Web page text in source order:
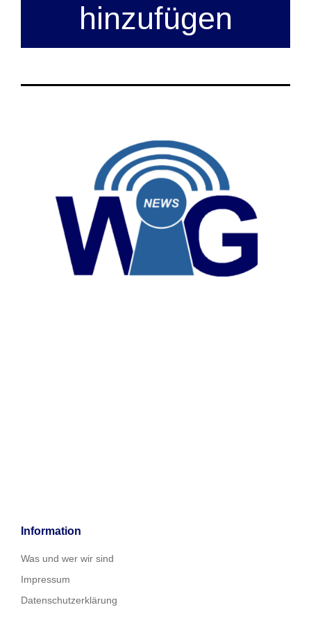
hinzufügen
Information
Was und wer wir sind
Impressum
Datenschutzerklärung